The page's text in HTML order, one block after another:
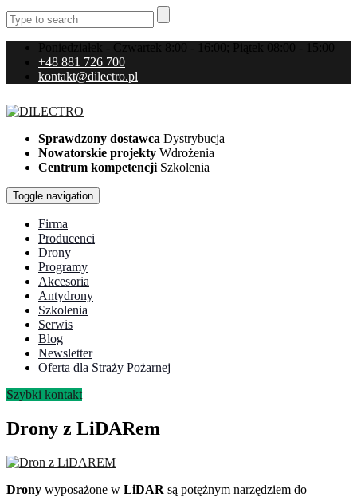
Poniedziałek - Czwartek 8:00 - 16:00; Piątek 08:00 - 15:00
+48 881 726 700
kontakt@dilectro.pl
Sprawdzony dostawca Dystrybucja
Nowatorskie projekty Wdrożenia
Centrum kompetencji Szkolenia
Toggle navigation
Firma
Producenci
Drony
Programy
Akcesoria
Antydrony
Szkolenia
Serwis
Blog
Newsletter
Oferta dla Straży Pożarnej
Szybki kontakt
Drony z LiDARem
Drony wyposażone w LiDAR są potężnym narzędziem do